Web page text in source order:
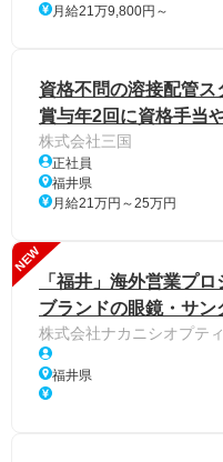
月給21万9,800円～
資格不問の溶接配管
賞与年2回に資格手当
株式会社三国
正社員
福井県
月給21万円～25万円
NEW
「福井」海外営業プ
ブランドの眼鏡・サン
株式会社ナカニシオプテ
福井県